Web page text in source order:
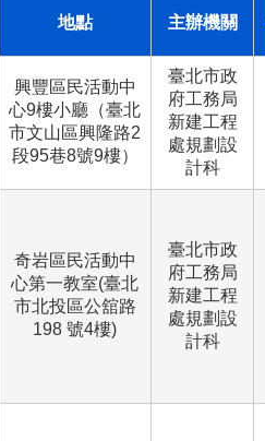
地點 主辦機關
興豐區民活動中
心9樓小廳（臺北
市文山區興隆路2
段95巷8號9樓）
臺北市政
府工務局
新建工程
處規劃設
計科
奇岩區民活動中
心第一教室(臺北
市北投區公舘路
198 號4樓)
臺北市政
府工務局
新建工程
處規劃設
計科